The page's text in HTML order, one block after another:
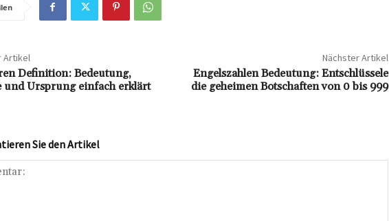
Artikel
Definition: Bedeutung,
und Ursprung einfach erklärt
Nächster Artikel
Engelszahlen Bedeutung: Entschlüssele
die geheimen Botschaften von 0 bis 999
Sie den Artikel